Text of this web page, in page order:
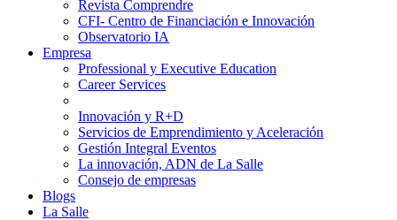
Revista Comprendre
CFI- Centro de Financiación e Innovación
Observatorio IA
Empresa
Professional y Executive Education
Career Services
Innovación y R+D
Servicios de Emprendimiento y Aceleración
Gestión Integral Eventos
La innovación, ADN de La Salle
Consejo de empresas
Blogs
La Salle